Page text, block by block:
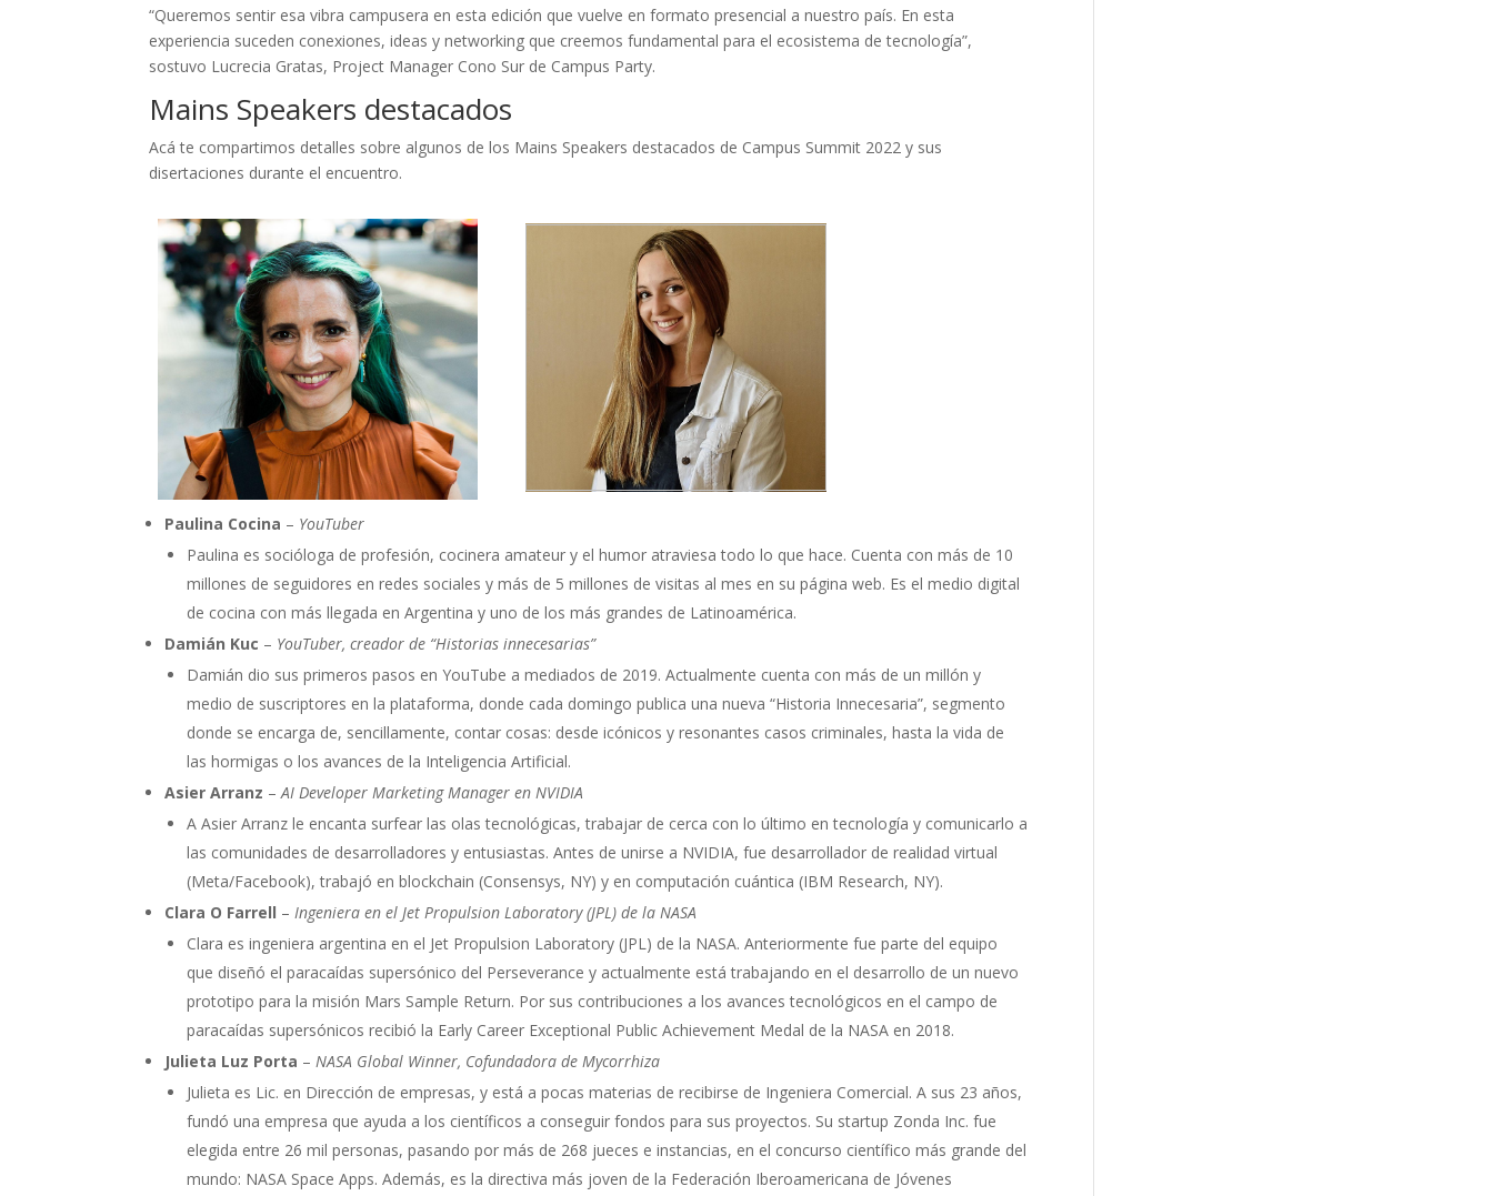
“Queremos sentir esa vibra campusera en esta edición que vuelve en formato presencial a nuestro país. En esta
experiencia suceden conexiones, ideas y networking que creemos fundamental para el ecosistema de tecnología”,
sostuvo Lucrecia Gratas, Project Manager Cono Sur de Campus Party.
Mains Speakers destacados
Acá te compartimos detalles sobre algunos de los Mains Speakers destacados de Campus Summit 2022 y sus
disertaciones durante el encuentro.
Paulina Cocina – YouTuber
Paulina es socióloga de profesión, cocinera amateur y el humor atraviesa todo lo que hace. Cuenta con más de 10
millones de seguidores en redes sociales y más de 5 millones de visitas al mes en su página web. Es el medio digital
de cocina con más llegada en Argentina y uno de los más grandes de Latinoamérica.
Damián Kuc – YouTuber, creador de “Historias innecesarias”
Damián dio sus primeros pasos en YouTube a mediados de 2019. Actualmente cuenta con más de un millón y
medio de suscriptores en la plataforma, donde cada domingo publica una nueva “Historia Innecesaria”, segmento
donde se encarga de, sencillamente, contar cosas: desde icónicos y resonantes casos criminales, hasta la vida de
las hormigas o los avances de la Inteligencia Artificial.
Asier Arranz –AI Developer Marketing Manager en NVIDIA
A Asier Arranz le encanta surfear las olas tecnológicas, trabajar de cerca con lo último en tecnología y comunicarlo a
las comunidades de desarrolladores y entusiastas. Antes de unirse a NVIDIA, fue desarrollador de realidad virtual
(Meta/Facebook), trabajó en blockchain (Consensys, NY) y en computación cuántica (IBM Research, NY).
Clara O Farrell –Ingeniera en el Jet Propulsion Laboratory (JPL) de la NASA
Clara es ingeniera argentina en el Jet Propulsion Laboratory (JPL) de la NASA. Anteriormente fue parte del equipo
que diseñó el paracaídas supersónico del Perseverance y actualmente está trabajando en el desarrollo de un nuevo
prototipo para la misión Mars Sample Return. Por sus contribuciones a los avances tecnológicos en el campo de
paracaídas supersónicos recibió la Early Career Exceptional Public Achievement Medal de la NASA en 2018.
Julieta Luz Porta –NASA Global Winner, Cofundadora de Mycorrhiza
Julieta es Lic. en Dirección de empresas, y está a pocas materias de recibirse de Ingeniera Comercial. A sus 23 años,
fundó una empresa que ayuda a los científicos a conseguir fondos para sus proyectos. Su startup Zonda Inc. fue
elegida entre 26 mil personas, pasando por más de 268 jueces e instancias, en el concurso científico más grande del
mundo: NASA Space Apps. Además, es la directiva más joven de la Federación Iberoamericana de Jóvenes